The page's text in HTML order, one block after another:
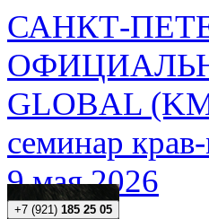
САНКТ-
GLOBAL
семинар
9 мая 2026
+7 (921) 185 25 05